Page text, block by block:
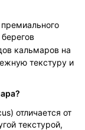
кальмаров на
текстуру и
отличается от
текстурой,